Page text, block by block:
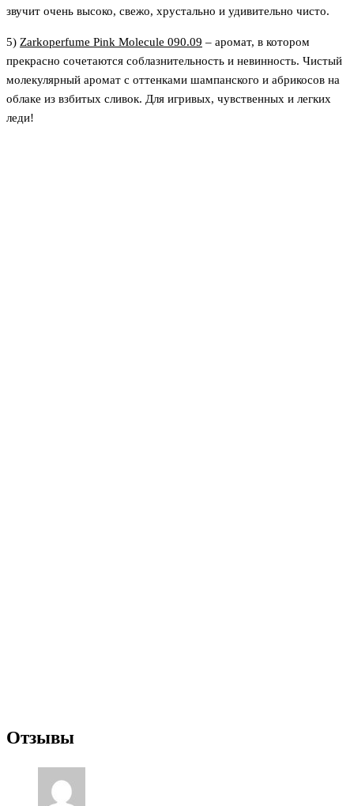
звучит очень высоко, свежо, хрустально и удивительно чисто.
5) Zarkoperfume Pink Molecule 090.09 – аромат, в котором
прекрасно сочетаются соблазнительность и невинность. Чистый
молекулярный аромат с оттенками шампанского и абрикосов на
облаке из взбитых сливок. Для игривых, чувственных и легких
леди!
Отзывы